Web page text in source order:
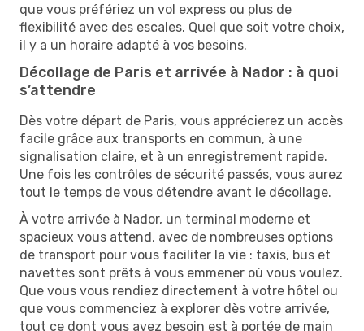
que vous préfériez un vol express ou plus de
flexibilité avec des escales. Quel que soit votre choix,
il y a un horaire adapté à vos besoins.
Décollage de Paris et arrivée à Nador : à quoi
s’attendre
Dès votre départ de Paris, vous apprécierez un accès
facile grâce aux transports en commun, à une
signalisation claire, et à un enregistrement rapide.
Une fois les contrôles de sécurité passés, vous aurez
tout le temps de vous détendre avant le décollage.
À votre arrivée à Nador, un terminal moderne et
spacieux vous attend, avec de nombreuses options
de transport pour vous faciliter la vie : taxis, bus et
navettes sont prêts à vous emmener où vous voulez.
Que vous vous rendiez directement à votre hôtel ou
que vous commenciez à explorer dès votre arrivée,
tout ce dont vous avez besoin est à portée de main